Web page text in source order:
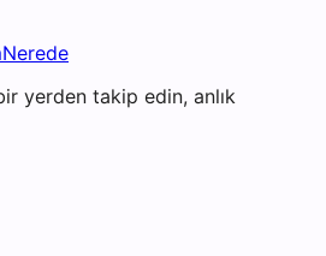
yerden takip edin, anlık